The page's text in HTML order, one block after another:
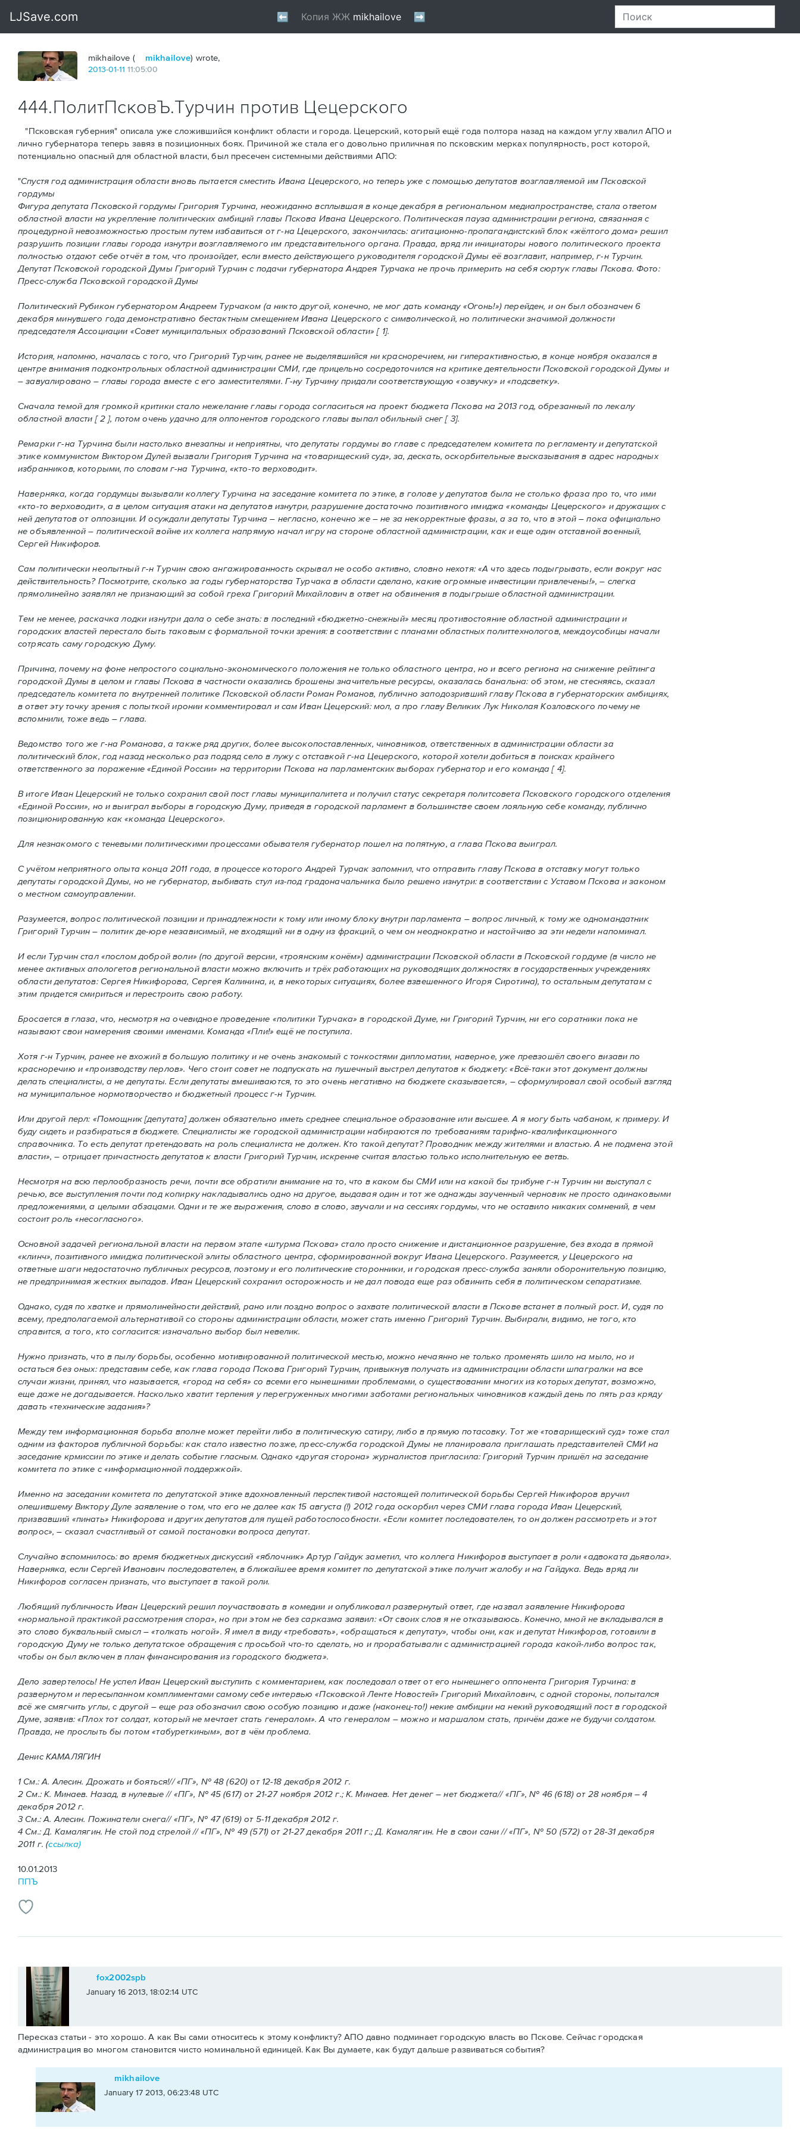
mikhailove ( mikhailove) wrote,
2013-01-11 11:05:00
444.ПолитПсковЪ.Турчин против Цецерского
"Псковская губерния" описала уже сложившийся конфликт области и города. Цецерский, который ещё года полтора назад на каждом углу хвалил АПО и
лично губернатора теперь завяз в позиционных боях. Причиной же стала его довольно приличная по псковским мерках популярность, рост которой,
потенциально опасный для областной власти, был пресечен системными действиями АПО:
"Спустя год администрация области вновь пытается сместить Ивана Цецерского, но теперь уже с помощью депутатов возглавляемой им Псковской
гордумы
Фигура депутата Псковской гордумы Григория Турчина, неожиданно всплывшая в конце декабря в региональном медиапространстве, стала ответом
областной власти на укрепление политических амбиций главы Пскова Ивана Цецерского. Политическая пауза администрации региона, связанная с
процедурной невозможностью простым путем избавиться от г-на Цецерского, закончилась: агитационно-пропагандистский блок «жёлтого дома» решил
разрушить позиции главы города изнутри возглавляемого им представительного органа. Правда, вряд ли инициаторы нового политического проекта
полностью отдают себе отчёт в том, что произойдет, если вместо действующего руководителя городской Думы её возглавит, например, г-н Турчин.
Депутат Псковской городской Думы Григорий Турчин с подачи губернатора Андрея Турчака не прочь примерить на себя сюртук главы Пскова. Фото:
Пресс-служба Псковской городской Думы
Политический Рубикон губернатором Андреем Турчаком (а никто другой, конечно, не мог дать команду «Огонь!») перейден, и он был обозначен 6
декабря минувшего года демонстративно бестактным смещением Ивана Цецерского с символической, но политически значимой должности
председателя Ассоциации «Совет муниципальных образований Псковской области» [ 1].
История, напомню, началась с того, что Григорий Турчин, ранее не выделявшийся ни красноречием, ни гиперактивностью, в конце ноября оказался в
центре внимания подконтрольных областной администрации СМИ, где прицельно сосредоточился на критике деятельности Псковской городской Думы и
– завуалировано – главы города вместе с его заместителями. Г-ну Турчину придали соответствующую «озвучку» и «подсветку».
Сначала темой для громкой критики стало нежелание главы города согласиться на проект бюджета Пскова на 2013 год, обрезанный по лекалу
областной власти [ 2 ], потом очень удачно для оппонентов городского главы выпал обильный снег [ 3].
Ремарки г-на Турчина были настолько внезапны и неприятны, что депутаты гордумы во главе с председателем комитета по регламенту и депутатской
этике коммунистом Виктором Дулей вызвали Григория Турчина на «товарищеский суд», за, дескать, оскорбительные высказывания в адрес народных
избранников, которыми, по словам г-на Турчина, «кто-то верховодит».
Наверняка, когда гордумцы вызывали коллегу Турчина на заседание комитета по этике, в голове у депутатов была не столько фраза про то, что ими
«кто-то верховодит», а в целом ситуация атаки на депутатов изнутри, разрушение достаточно позитивного имиджа «команды Цецерского» и дружащих с
ней депутатов от оппозиции. И осуждали депутаты Турчина – негласно, конечно же – не за некорректные фразы, а за то, что в этой – пока официально
не объявленной – политической войне их коллега напрямую начал игру на стороне областной администрации, как и еще один отставной военный,
Сергей Никифоров.
Сам политически неопытный г-н Турчин свою ангажированность скрывал не особо активно, словно нехотя: «А что здесь подыгрывать, если вокруг нас
действительность? Посмотрите, сколько за годы губернаторства Турчака в области сделано, какие огромные инвестиции привлечены!», – слегка
прямолинейно заявлял не признающий за собой греха Григорий Михайлович в ответ на обвинения в подыгрыше областной администрации.
Тем не менее, раскачка лодки изнутри дала о себе знать: в последний «бюджетно-снежный» месяц противостояние областной администрации и
городских властей перестало быть таковым с формальной точки зрения: в соответствии с планами областных политтехнологов, междоусобицы начали
сотрясать саму городскую Думу.
Причина, почему на фоне непростого социально-экономического положения не только областного центра, но и всего региона на снижение рейтинга
городской Думы в целом и главы Пскова в частности оказались брошены значительные ресурсы, оказалась банальна: об этом, не стесняясь, сказал
председатель комитета по внутренней политике Псковской области Роман Романов, публично заподозривший главу Пскова в губернаторских амбициях,
в ответ эту точку зрения с попыткой иронии комментировал и сам Иван Цецерский: мол, а про главу Великих Лук Николая Козловского почему не
вспомнили, тоже ведь – глава.
Ведомство того же г-на Романова, а также ряд других, более высокопоставленных, чиновников, ответственных в администрации области за
политический блок, год назад несколько раз подряд село в лужу с отставкой г-на Цецерского, которой хотели добиться в поисках крайнего
ответственного за поражение «Единой России» на территории Пскова на парламентских выборах губернатор и его команда [ 4].
В итоге Иван Цецерский не только сохранил свой пост главы муниципалитета и получил статус секретаря политсовета Псковского городского отделения
«Единой России», но и выиграл выборы в городскую Думу, приведя в городской парламент в большинстве своем лояльную себе команду, публично
позиционированную как «команда Цецерского».
Для незнакомого с теневыми политическими процессами обывателя губернатор пошел на попятную, а глава Пскова выиграл.
С учётом неприятного опыта конца 2011 года, в процессе которого Андрей Турчак запомнил, что отправить главу Пскова в отставку могут только
депутаты городской Думы, но не губернатор, выбивать стул из-под градоначальника было решено изнутри: в соответствии с Уставом Пскова и законом
о местном самоуправлении.
Разумеется, вопрос политической позиции и принадлежности к тому или иному блоку внутри парламента – вопрос личный, к тому же одномандатник
Григорий Турчин – политик де-юре независимый, не входящий ни в одну из фракций, о чем он неоднократно и настойчиво за эти недели напоминал.
И если Турчин стал «послом доброй воли» (по другой версии, «троянским конём») администрации Псковской области в Псковской гордуме (в число не
менее активных апологетов региональной власти можно включить и трёх работающих на руководящих должностях в государственных учреждениях
области депутатов: Сергея Никифорова, Сергея Калинина, и, в некоторых ситуациях, более взвешенного Игоря Сиротина), то остальным депутатам с
этим придется смириться и перестроить свою работу.
Бросается в глаза, что, несмотря на очевидное проведение «политики Турчака» в городской Думе, ни Григорий Турчин, ни его соратники пока не
называют свои намерения своими именами. Команда «Пли!» ещё не поступила.
Хотя г-н Турчин, ранее не вхожий в большую политику и не очень знакомый с тонкостями дипломатии, наверное, уже превзошёл своего визави по
красноречию и «производству перлов». Чего стоит совет не подпускать на пушечный выстрел депутатов к бюджету: «Всё-таки этот документ должны
делать специалисты, а не депутаты. Если депутаты вмешиваются, то это очень негативно на бюджете сказывается», – сформулировал свой особый взгляд
на муниципальное нормотворчество и бюджетный процесс г-н Турчин.
Или другой перл: «Помощник [депутата] должен обязательно иметь среднее специальное образование или высшее. А я могу быть чабаном, к примеру. И
буду сидеть и разбираться в бюджете. Специалисты же городской администрации набираются по требованиям тарифно-квалификационного
справочника. То есть депутат претендовать на роль специалиста не должен. Кто такой депутат? Проводник между жителями и властью. А не подмена этой
власти», – отрицает причастность депутатов к власти Григорий Турчин, искренне считая властью только исполнительную ее ветвь.
Несмотря на всю перлообразность речи, почти все обратили внимание на то, что в каком бы СМИ или на какой бы трибуне г-н Турчин ни выступал с
речью, все выступления почти под копирку накладывались одно на другое, выдавая один и тот же однажды заученный черновик не просто одинаковыми
предложениями, а целыми абзацами. Одни и те же выражения, слово в слово, звучали и на сессиях гордумы, что не оставило никаких сомнений, в чем
состоит роль «несогласного».
Основной задачей региональной власти на первом этапе «штурма Пскова» стало просто снижение и дистанционное разрушение, без входа в прямой
«клинч», позитивного имиджа политической элиты областного центра, сформированной вокруг Ивана Цецерского. Разумеется, у Цецерского на
ответные шаги недостаточно публичных ресурсов, поэтому и его политические сторонники, и городская пресс-служба заняли оборонительную позицию,
не предпринимая жестких выпадов. Иван Цецерский сохранил осторожность и не дал повода еще раз обвинить себя в политическом сепаратизме.
Однако, судя по хватке и прямолинейности действий, рано или поздно вопрос о захвате политической власти в Пскове встанет в полный рост. И, судя по
всему, предполагаемой альтернативой со стороны администрации области, может стать именно Григорий Турчин. Выбирали, видимо, не того, кто
справится, а того, кто согласится: изначально выбор был невелик.
Нужно признать, что в пылу борьбы, особенно мотивированной политической местью, можно нечаянно не только променять шило на мыло, но и
остаться без оных: представим себе, как глава города Пскова Григорий Турчин, привыкнув получать из администрации области шпагралки на все
случаи жизни, принял, что называется, «город на себя» со всеми его нынешними проблемами, о существовании многих из которых депутат, возможно,
еще даже не догадывается. Насколько хватит терпения у перегруженных многими заботами региональных чиновников каждый день по пять раз кряду
давать «технические задания»?
Между тем информационная борьба вполне может перейти либо в политическую сатиру, либо в прямую потасовку. Тот же «товарищеский суд» тоже стал
одним из факторов публичной борьбы: как стало известно позже, пресс-служба городской Думы не планировала приглашать представителей СМИ на
заседание крмиссии по этике и делать событие гласным. Однако «другая сторона» журналистов пригласила: Григорий Турчин пришёл на заседание
комитета по этике с «информационной поддержкой».
Именно на заседании комитета по депутатской этике вдохновленный перспективой настоящей политической борьбы Сергей Никифоров вручил
опешившему Виктору Дуле заявление о том, что его не далее как 15 августа (!) 2012 года оскорбил через СМИ глава города Иван Цецерский,
призвавший «пинать» Никифорова и других депутатов для пущей работоспособности. «Если комитет последователен, то он должен рассмотреть и этот
вопрос», – сказал счастливый от самой постановки вопроса депутат.
Случайно вспомнилось: во время бюджетных дискуссий «яблочник» Артур Гайдук заметил, что коллега Никифоров выступает в роли «адвоката дьявола».
Наверняка, если Сергей Иванович последователен, в ближайшее время комитет по депутатской этике получит жалобу и на Гайдука. Ведь вряд ли
Никифоров согласен признать, что выступает в такой роли.
Любящий публичность Иван Цецерский решил поучаствовать в комедии и опубликовал развернутый ответ, где назвал заявление Никифорова
«нормальной практикой рассмотрения спора», но при этом не без сарказма заявил: «От своих слов я не отказываюсь. Конечно, мной не вкладывался в
это слово буквальный смысл – «толкать ногой». Я имел в виду «требовать», «обращаться к депутату», чтобы они, как и депутат Никифоров, готовили в
городскую Думу не только депутатское обращения с просьбой что-то сделать, но и прорабатывали с администрацией города какой-либо вопрос так,
чтобы он был включен в план финансирования из городского бюджета».
Дело завертелось! Не успел Иван Цецерский выступить с комментарием, как последовал ответ от его нынешнего оппонента Григория Турчина: в
развернутом и пересыпанном комплиментами самому себе интервью «Псковской Ленте Новостей» Григорий Михайлович, с одной стороны, попытался
всё же смягчить углы, с другой – еще раз обозначил свою особую позицию и даже (наконец-то!) некие амбиции на некий руководящий пост в городской
Думе, заявив: «Плох тот солдат, который не мечтает стать генералом». А что генералом – можно и маршалом стать, причём даже не будучи солдатом.
Правда, не прослыть бы потом «табуреткиным», вот в чём проблема.
Денис КАМАЛЯГИН
1 См.: А. Алесин. Дрожать и бояться!// «ПГ», № 48 (620) от 12-18 декабря 2012 г.
2 См.: К. Минаев. Назад, в нулевые // «ПГ», № 45 (617) от 21-27 ноября 2012 г.; К. Минаев. Нет денег – нет бюджета// «ПГ», № 46 (618) от 28 ноября – 4
декабря 2012 г.
3 См.: А. Алесин. Пожинатели снега// «ПГ», № 47 (619) от 5-11 декабря 2012 г.
4 См.: Д. Камалягин. Не стой под стрелой // «ПГ», № 49 (571) от 21-27 декабря 2011 г.; Д. Камалягин. Не в свои сани // «ПГ», № 50 (572) от 28-31 декабря
2011 г. (ссылка)
10.01.2013
ППЪ
fox2002spb
January 16 2013, 18:02:14 UTC
Пересказ статьи - это хорошо. А как Вы сами относитесь к этому конфликту? АПО давно подминает городскую власть во Пскове. Сейчас городская
администрация во многом становится чисто номинальной единицей. Как Вы думаете, как будут дальше развиваться события?
mikhailove
January 17 2013, 06:23:48 UTC